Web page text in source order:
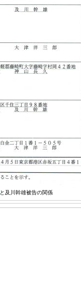
と及川幹雄被告の関係